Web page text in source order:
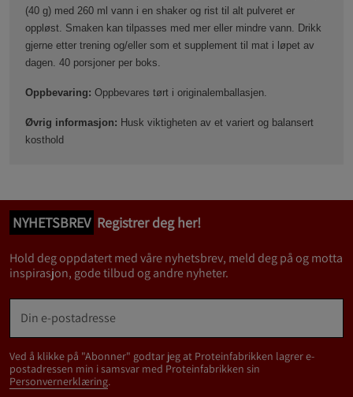
(40 g) med 260 ml vann i en shaker og rist til alt pulveret er
oppløst. Smaken kan tilpasses med mer eller mindre vann. Drikk
gjerne etter trening og/eller som et supplement til mat i løpet av
dagen. 40 porsjoner per boks.
Oppbevaring: Oppbevares tørt i originalemballasjen.
Øvrig informasjon: Husk viktigheten av et variert og balansert
kosthold
NYHETSBREV Registrer deg her!
Hold deg oppdatert med våre nyhetsbrev, meld deg på og motta
inspirasjon, gode tilbud og andre nyheter.
Ved å klikke på "Abonner" godtar jeg at Proteinfabrikken lagrer e-
postadressen min i samsvar med Proteinfabrikken sin
Personvernerklæring.